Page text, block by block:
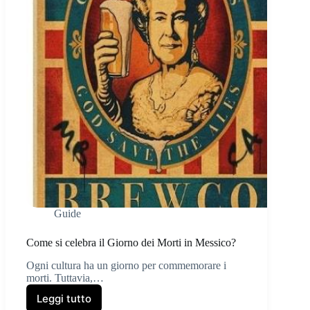
Guide
Come si celebra il Giorno dei Morti in Messico?
Ogni cultura ha un giorno per commemorare i
morti. Tuttavia,…
Leggi tutto
Come